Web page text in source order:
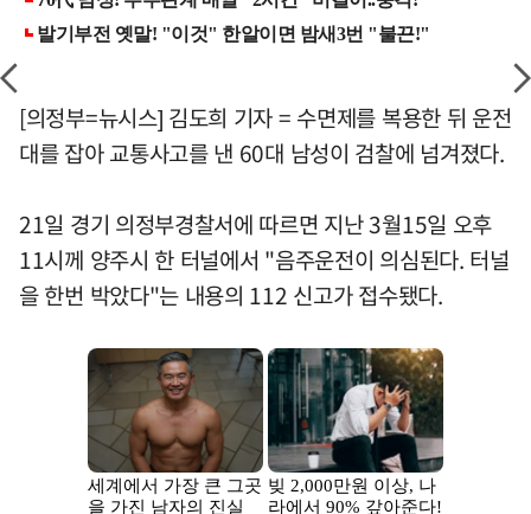
[의정부=뉴시스] 김도희 기자 = 수면제를 복용한 뒤 운전
대를 잡아 교통사고를 낸 60대 남성이 검찰에 넘겨졌다.
21일 경기 의정부경찰서에 따르면 지난 3월15일 오후
11시께 양주시 한 터널에서 "음주운전이 의심된다. 터널
을 한번 박았다"는 내용의 112 신고가 접수됐다.